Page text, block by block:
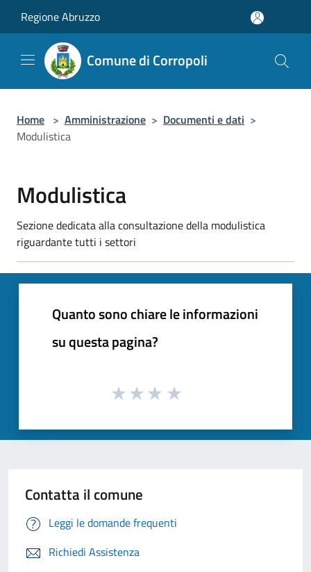
Regione Abruzzo
Comune di Corropoli
Home > Amministrazione > Documenti e dati >
Modulistica
Modulistica
Sezione dedicata alla consultazione della modulistica
riguardante tutti i settori
Quanto sono chiare le informazioni
su questa pagina?
Contatta il comune
Leggi le domande frequenti
Richiedi Assistenza